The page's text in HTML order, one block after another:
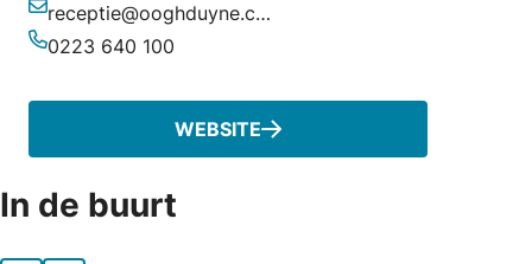
E-mailadres
receptie@ooghduyne.com
0223 640 100
WEBSITE
In de buurt